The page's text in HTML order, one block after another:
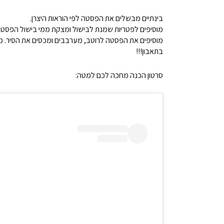
בינתיים מבשלים את הפסטה לפי הוראות היצרן.
מוסיפים לפטריות שמנת לבישול ומצקת ממי בישול
מוסיפים את הפסטה לרוטב, מערבבים ומכסים את הסיר.
בתאבון!!!
סרטון הכנה מחכה לכם למטה: